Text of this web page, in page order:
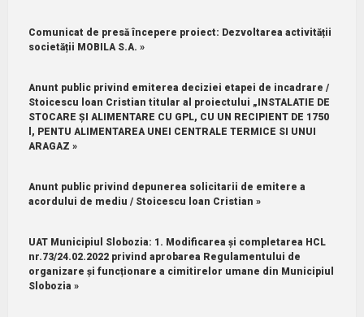
Comunicat de presă începere proiect: Dezvoltarea activității
societății MOBILA S.A. »
Anunt public privind emiterea deciziei etapei de incadrare /
Stoicescu loan Cristian titular al proiectului „INSTALATIE DE
STOCARE ȘI ALIMENTARE CU GPL, CU UN RECIPIENT DE 1750
l, PENTU ALIMENTAREA UNEI CENTRALE TERMICE SI UNUI
ARAGAZ »
Anunt public privind depunerea solicitarii de emitere a
acordului de mediu / Stoicescu loan Cristian »
UAT Municipiul Slobozia: 1.⁠ ⁠Modificarea și completarea HCL
nr.73/24.02.2022 privind aprobarea Regulamentului de
organizare și funcționare a cimitirelor umane din Municipiul
Slobozia »